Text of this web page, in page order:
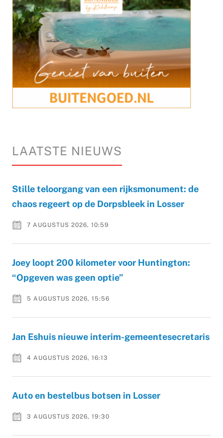
LAATSTE NIEUWS
Stille teloorgang van een rijksmonument: de
chaos regeert op de Dorpsbleek in Losser
7 AUGUSTUS 2026, 10:59
Joey loopt 200 kilometer voor Huntington:
“Opgeven was geen optie”
5 AUGUSTUS 2026, 15:56
Jan Eshuis nieuwe interim-gemeentesecretaris
4 AUGUSTUS 2026, 16:13
Auto en bestelbus botsen in Losser
3 AUGUSTUS 2026, 19:30